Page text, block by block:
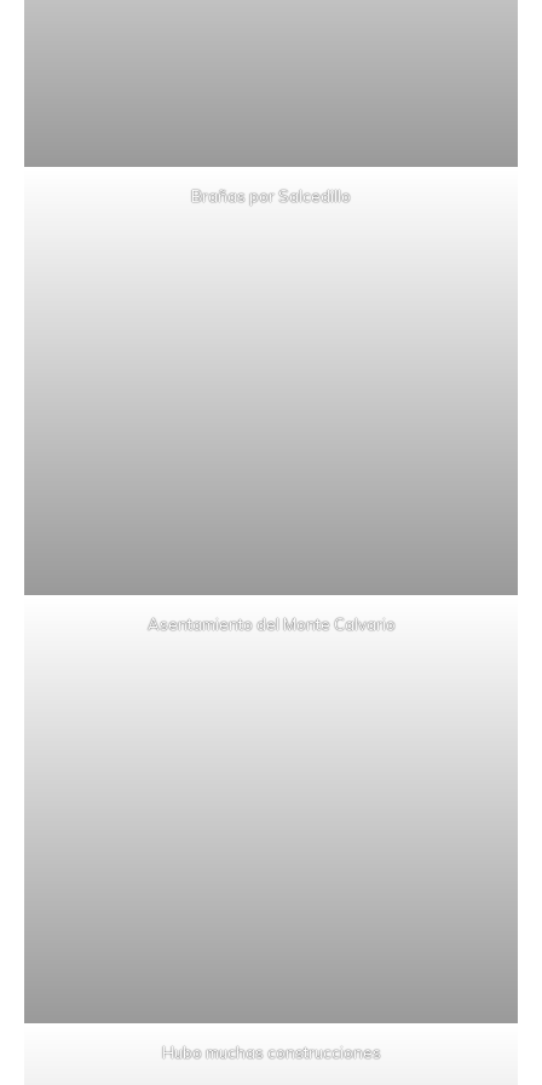
Brañas por Salcedillo
Asentamiento del Monte Calvario
Hubo muchas construcciones